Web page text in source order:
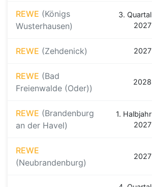
REWE (Königs
Wusterhausen)
3. Quartal
2027
REWE (Zehdenick) 2027
REWE (Bad
Freienwalde (Oder))
2028
REWE (Brandenburg
an der Havel)
1. Halbjahr
2027
REWE
(Neubrandenburg)
2027